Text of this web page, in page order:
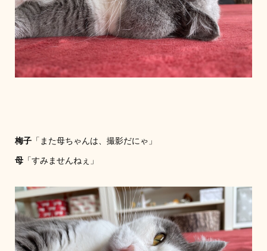
梅子「また母ちゃんは、撮影だにゃ」
母「すみませんねぇ」